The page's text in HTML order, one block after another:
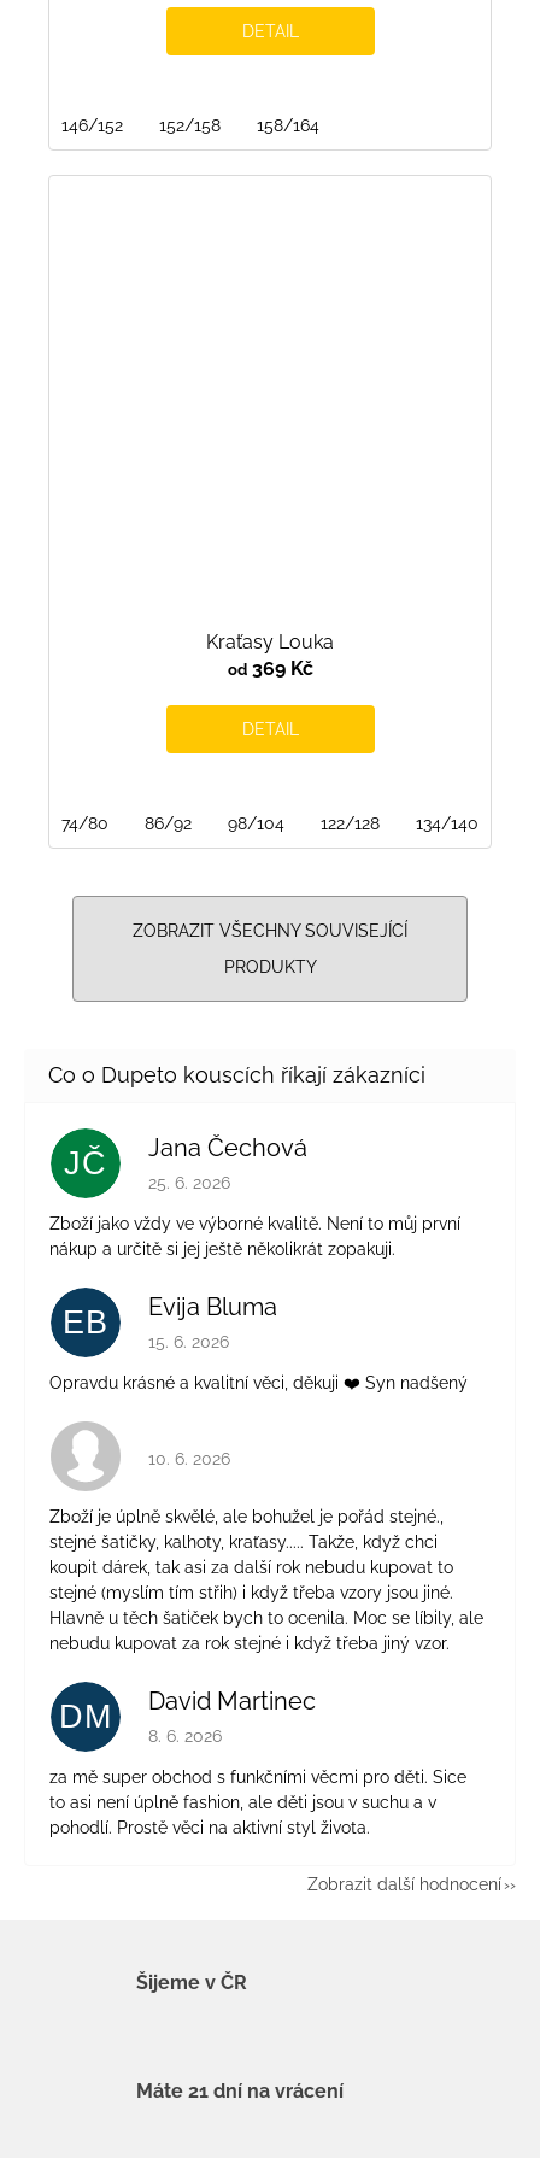
DETAIL
146/152 152/158 158/164
Kraťasy Louka
od369 Kč
DETAIL
74/80 86/92 98/104 122/128 134/140
ZOBRAZIT VŠECHNY SOUVISEJÍCÍ
PRODUKTY
JČ Jana Čechová
Hodnocení obchodu je 5 z 5 hvězdiček.
25. 6. 2026
Zboží jako vždy ve výborné kvalitě. Není to můj první
nákup a určitě si jej ještě několikrát zopakuji.
EB Evija Bluma
Hodnocení obchodu je 5 z 5 hvězdiček.
15. 6. 2026
Opravdu krásné a kvalitní věci, děkuji ❤️ Syn nadšený
Hodnocení obchodu je 4 z 5 hvězdiček.
10. 6. 2026
Zboží je úplně skvělé, ale bohužel je pořád stejné.,
stejné šatičky, kalhoty, kraťasy..... Takže, když chci
koupit dárek, tak asi za další rok nebudu kupovat to
stejné (myslím tím střih) i když třeba vzory jsou jiné.
Hlavně u těch šatiček bych to ocenila. Moc se líbily, ale
nebudu kupovat za rok stejné i když třeba jiný vzor.
DM David Martinec
Hodnocení obchodu je 5 z 5 hvězdiček.
8. 6. 2026
za mě super obchod s funkčními věcmi pro děti. Sice
to asi není úplně fashion, ale děti jsou v suchu a v
pohodlí. Prostě věci na aktivní styl života.
Zobrazit další hodnocení
Šijeme v ČR
Máte 21 dní na vrácení